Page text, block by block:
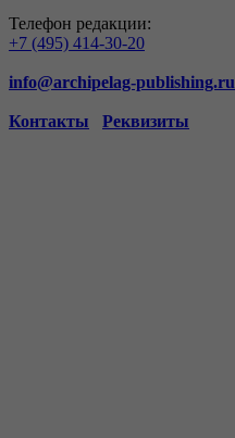
Телефон редакции:
+7 (495) 414-30-20
info@archipelag-publishing.ru
Контакты Реквизиты